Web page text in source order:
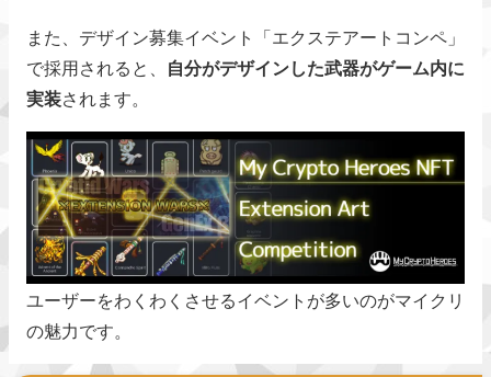
また、デザイン募集イベント「エクステアートコンペ」
で採用されると、
自分がデザインした武器がゲーム内に
実装されます。
ユーザーをわくわくさせるイベントが多いのがマイクリ
の魅力です。